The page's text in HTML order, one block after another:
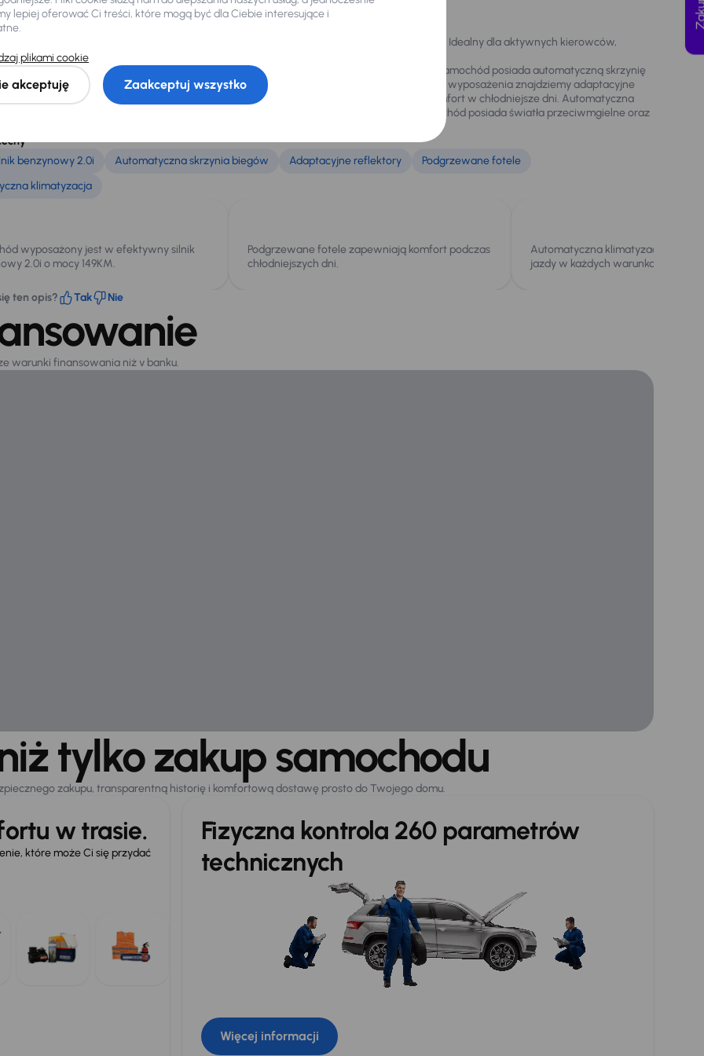
SUV wyróżnia się przestronnym wnętrzem i zaawansowanymi systemami bezpieczeństwa. Idealny dla aktywnych kierowców,
i wszechstronność na każdą trasę.
XV jest wyposażone w mocny silnik benzynowy 2.0i o pojemności 1995 cm3 i mocy 149 KM. Samochód posiada automatyczną skrzynię
napęd 4x4, co zapewnia doskonałe właściwości jezdne w różnych warunkach. W zakresie wyposażenia znajdziemy adaptacyjne
które poprawiają widoczność podczas jazdy nocą. Fotele są podgrzewane, co zwiększa komfort w chłodniejsze dni. Automatyczna
pozwala na łatwe utrzymanie odpowiedniej temperatury we wnętrzu. Dodatkowo, samochód posiada światła przeciwmgielne oraz
benzynowy 2.0i
Automatyczna skrzynia biegów Adaptacyjne reflektory
Podgrzewane fotele
klimatyzacja
wyposażony jest w efektywny silnik
2.0i o mocy 149KM.
Podgrzewane fotele zapewniają komfort podczas
chłodniejszych dni.
Automatyczna klimatyzacja
jazdy w każdych warunkach
ten opis? Tak Nie
warunki finansowania niż v banku.
tylko zakup samochodu
zakupu, transparentną historię i komfortową dostawę prosto do Twojego domu.
w trasie.
które może Ci się przydać
Fizyczna kontrola 260 parametrów
technicznych
Więcej informacji
lepiej oferować Ci treści, które mogą być dla Ciebie interesujące i
plikami cookie
akceptuję Zaakceptuj wszystko